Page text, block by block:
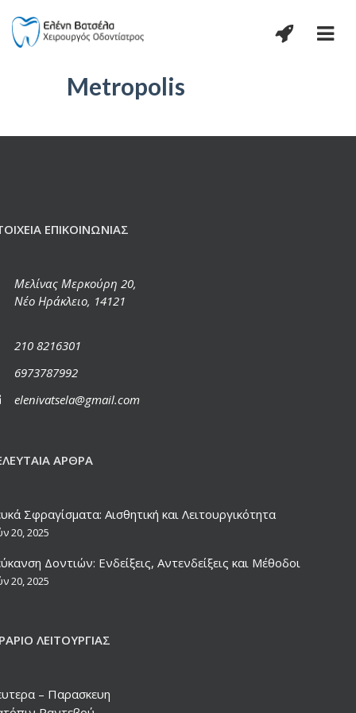
Metropolis
ΕΠΙΚΟΙΝΩΝΊΑΣ
Μελίνας Μερκούρη 20,
Νέο Ηράκλειο, 14121
210 8216301
6973787992
elenivatsela@gmail.com
ΆΡΘΡΑ
Σφραγίσματα: Αισθητική και Λειτουργικότητα
20, 2025
Δοντιών: Ενδείξεις, Αντενδείξεις και Μέθοδοι
20, 2025
ΛΕΙΤΟΥΡΓΊΑΣ
– Παρασκευη